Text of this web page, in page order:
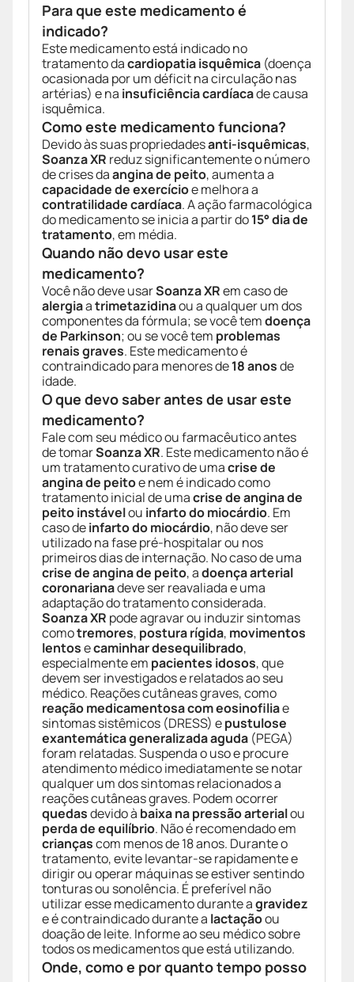
Para que este medicamento é
indicado?
Este medicamento está indicado no
tratamento dacardiopatia isquêmica (doença
ocasionada por um déficit na circulação nas
artérias) e na insuficiência cardíacade causa
isquêmica.
Como este medicamento funciona?
Devido às suas propriedadesanti-isquêmicas,
Soanza XR reduz significantemente o número
de crises daangina de peito, aumenta a
capacidade de exercícioe melhora a
contratilidade cardíaca. A ação farmacológica
do medicamento se inicia a partir do15° dia de
tratamento, em média.
Quando não devo usar este
medicamento?
Você não deve usarSoanza XRem caso de
alergiaatrimetazidinaou a qualquer um dos
componentes da fórmula; se você temdoença
de Parkinson; ou se você tem problemas
renais graves. Este medicamento é
contraindicado para menores de18 anosde
idade.
O que devo saber antes de usar este
medicamento?
Fale com seu médico ou farmacêutico antes
de tomarSoanza XR. Este medicamento não é
um tratamento curativo de umacrise de
angina de peitoe nem é indicado como
tratamento inicial de umacrise de angina de
peito instávelou infarto do miocárdio. Em
caso deinfarto do miocárdio, não deve ser
utilizado na fase pré-hospitalar ou nos
primeiros dias de internação. No caso de uma
crise de angina de peito, adoença arterial
coronarianadeve ser reavaliada e uma
adaptação do tratamento considerada.
Soanza XR pode agravar ou induzir sintomas
comotremores, postura rígida, movimentos
lentosecaminhar desequilibrado,
especialmente em pacientes idosos, que
devem ser investigados e relatados ao seu
médico. Reações cutâneas graves, como
reação medicamentosa com eosinofiliae
sintomas sistêmicos (DRESS) epustulose
exantemática generalizada aguda (PEGA)
foram relatadas. Suspenda o uso e procure
atendimento médico imediatamente se notar
qualquer um dos sintomas relacionados a
reações cutâneas graves. Podem ocorrer
quedasdevido à baixa na pressão arterialou
perda de equilíbrio. Não é recomendado em
criançascom menos de 18 anos. Durante o
tratamento, evite levantar-se rapidamente e
dirigir ou operar máquinas se estiver sentindo
tonturas ou sonolência. É preferível não
utilizar esse medicamento durante agravidez
e é contraindicado durante a lactaçãoou
doação de leite. Informe ao seu médico sobre
todos os medicamentos que está utilizando.
Onde, como e por quanto tempo posso